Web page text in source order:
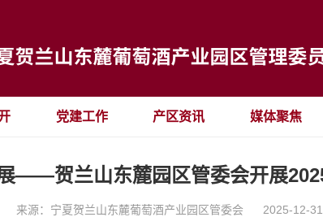
党建工作 产区资讯 媒体聚焦
——贺兰山东麓园区管委会开展
来源：宁夏贺兰山东麓葡萄酒产业园区管委会 2025-12-31